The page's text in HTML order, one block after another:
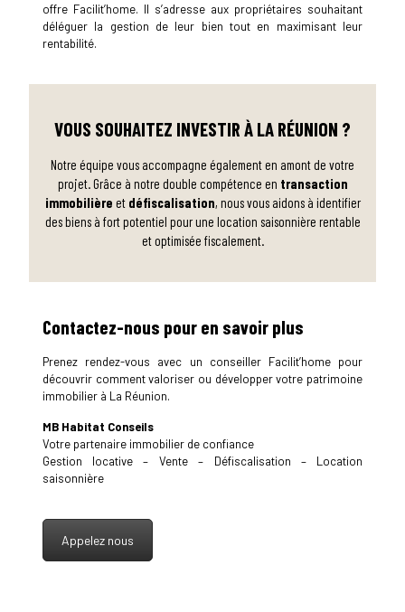
offre Facilit’home. Il s’adresse aux propriétaires souhaitant
déléguer la gestion de leur bien tout en maximisant leur
rentabilité.
VOUS SOUHAITEZ INVESTIR À LA RÉUNION ?
Notre équipe vous accompagne également en amont de votre
projet. Grâce à notre double compétence en transaction
immobilière et défiscalisation, nous vous aidons à identifier
des biens à fort potentiel pour une location saisonnière rentable
et optimisée fiscalement.
Contactez-nous pour en savoir plus
Prenez rendez-vous avec un conseiller Facilit’home pour
découvrir comment valoriser ou développer votre patrimoine
immobilier à La Réunion.
MB Habitat Conseils
Votre partenaire immobilier de confiance
Gestion locative – Vente – Défiscalisation – Location
saisonnière
Appelez nous